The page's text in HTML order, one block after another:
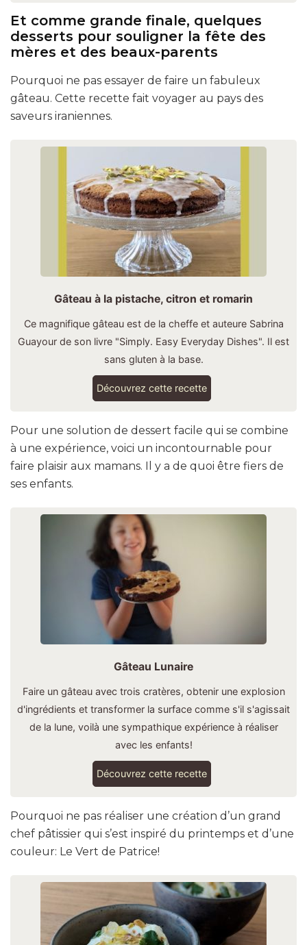
Et comme grande finale, quelques
desserts pour souligner la fête des
mères et des beaux-parents
Pourquoi ne pas essayer de faire un fabuleux
gâteau. Cette recette fait voyager au pays des
saveurs iraniennes.
Gâteau à la pistache, citron et romarin
Ce magnifique gâteau est de la cheffe et auteure Sabrina
Guayour de son livre "Simply. Easy Everyday Dishes". Il est
sans gluten à la base.
Découvrez cette recette
Pour une solution de dessert facile qui se combine
à une expérience, voici un incontournable pour
faire plaisir aux mamans. Il y a de quoi être fiers de
ses enfants.
Gâteau Lunaire
Faire un gâteau avec trois cratères, obtenir une explosion
d'ingrédients et transformer la surface comme s'il s'agissait
de la lune, voilà une sympathique expérience à réaliser
avec les enfants!
Découvrez cette recette
Pourquoi ne pas réaliser une création d’un grand
chef pâtissier qui s’est inspiré du printemps et d’une
couleur: Le Vert de Patrice!